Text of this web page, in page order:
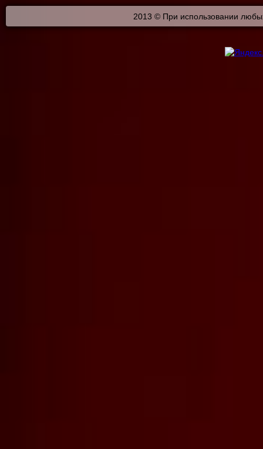
2013 © При использовании